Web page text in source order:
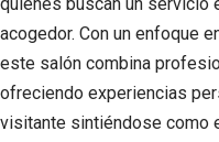
acogedor. Con un enfoque
este salón combina
ofreciendo experiencias
visitante sintiéndose como